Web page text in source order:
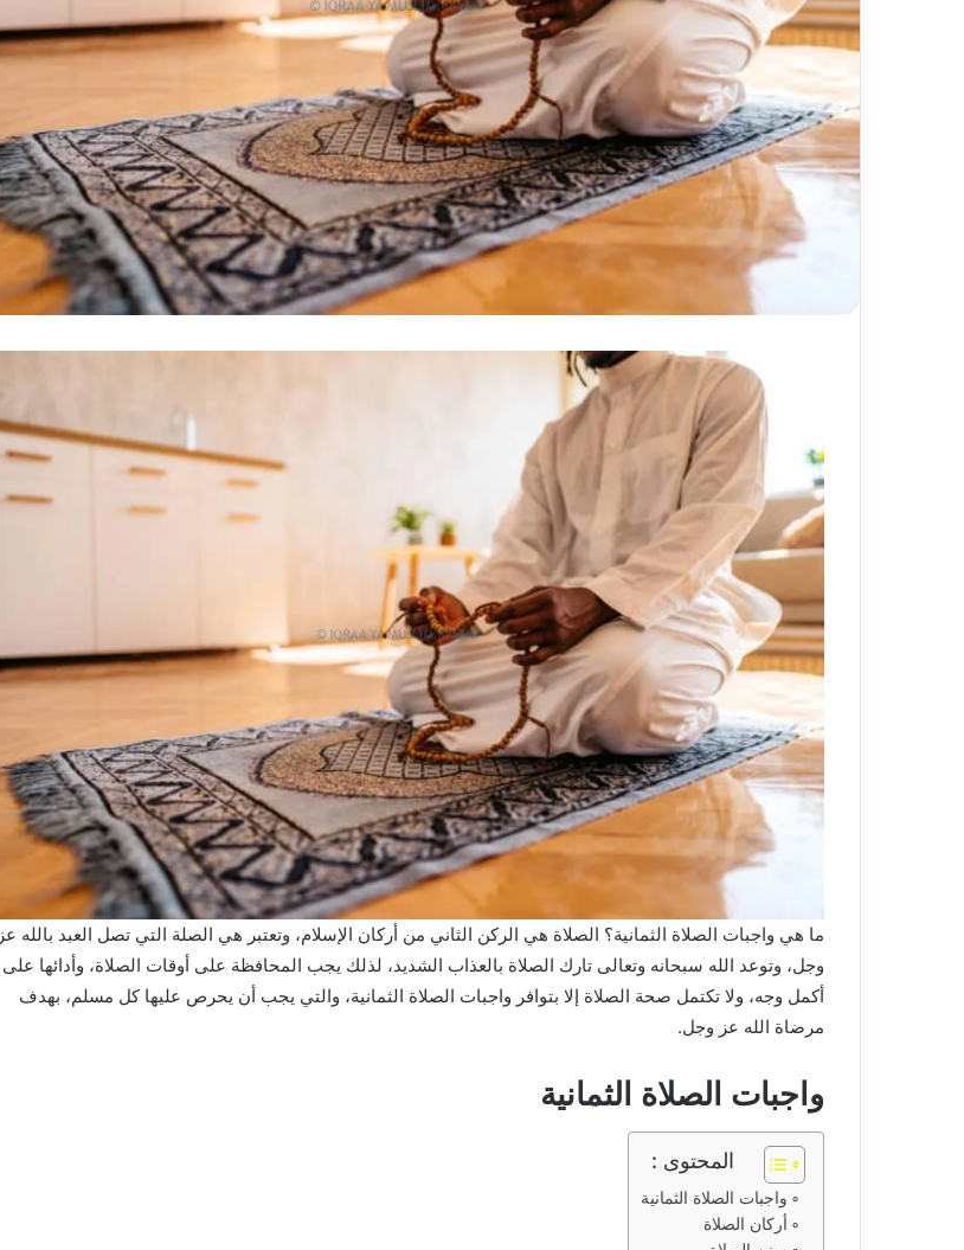
ما هي واجبات الصلاة الثمانية؟ الصلاة هي الركن الثاني من أركان الإسلام، وتعتبر هي الصلة التي تصل العبد بالله عز
وجل، وتوعد الله سبحانه وتعالى تارك الصلاة بالعذاب الشديد، لذلك يجب المحافظة على أوقات الصلاة، وأدائها على
أكمل وجه، ولا تكتمل صحة الصلاة إلا بتوافر واجبات الصلاة الثمانية، والتي يجب أن يحرص عليها كل مسلم، بهدف
مرضاة الله عز وجل.
واجبات الصلاة الثمانية
المحتوى :
واجبات الصلاة الثمانية
أركان الصلاة